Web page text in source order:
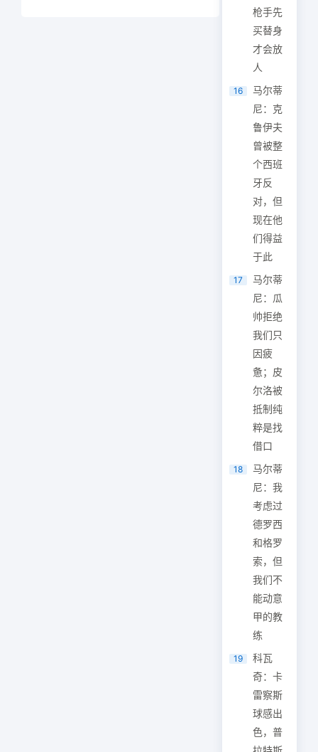
枪手先
买替身
才会放
人
16
马尔蒂
尼：克
鲁伊夫
曾被整
个西班
牙反
对，但
现在他
们得益
于此
17
马尔蒂
尼：瓜
帅拒绝
我们只
因疲
惫；皮
尔洛被
抵制纯
粹是找
借口
18
马尔蒂
尼：我
考虑过
德罗西
和格罗
索，但
我们不
能动意
甲的教
练
19
科瓦
奇：卡
雷察斯
球感出
色，普